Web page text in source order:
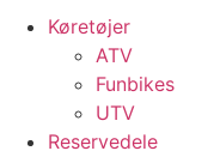
Køretøjer
ATV
Funbikes
UTV
Reservedele